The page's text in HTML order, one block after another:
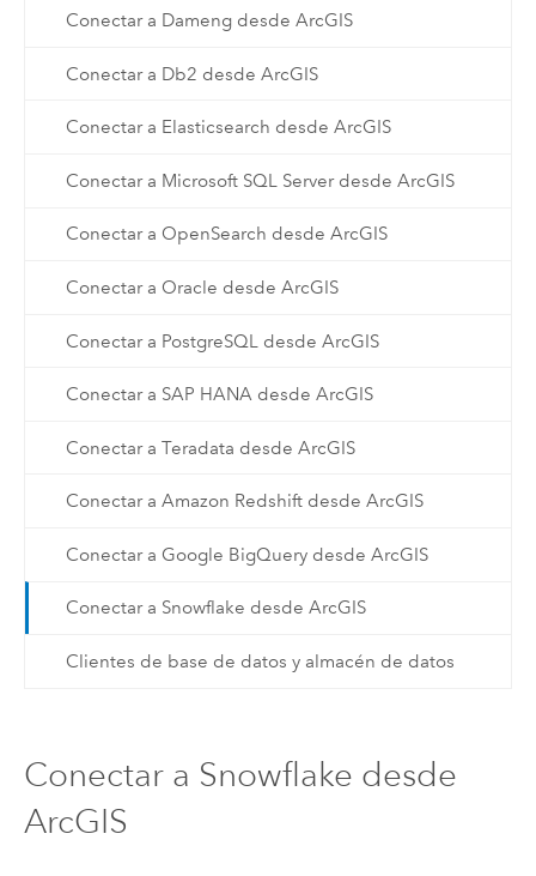
Conectar a Dameng desde ArcGIS
Conectar a Db2 desde ArcGIS
Conectar a Elasticsearch desde ArcGIS
Conectar a Microsoft SQL Server desde ArcGIS
Conectar a OpenSearch desde ArcGIS
Conectar a Oracle desde ArcGIS
Conectar a PostgreSQL desde ArcGIS
Conectar a SAP HANA desde ArcGIS
Conectar a Teradata desde ArcGIS
Conectar a Amazon Redshift desde ArcGIS
Conectar a Google BigQuery desde ArcGIS
Conectar a Snowflake desde ArcGIS
Clientes de base de datos y almacén de datos
Conectar a Snowflake desde
ArcGIS